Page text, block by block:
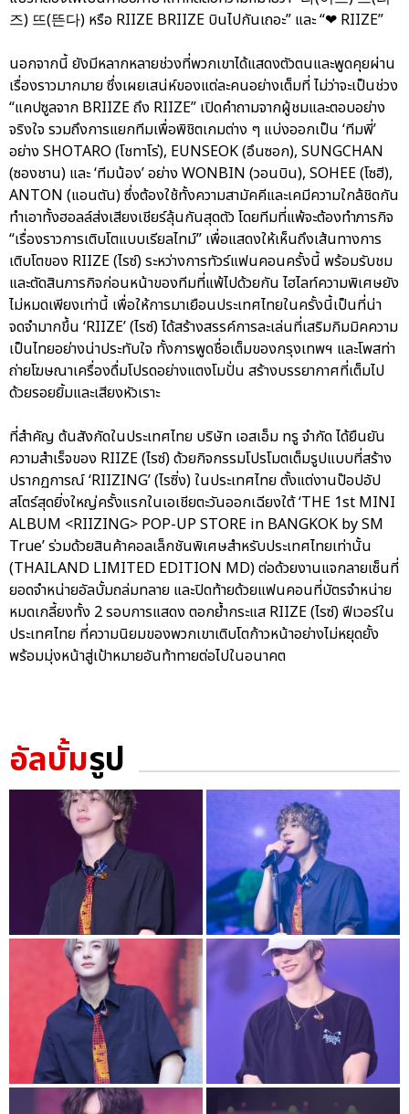
즈) 뜨(뜬다) หรือ RIIZE BRIIZE บินไปกันเถอะ” และ “❤ RIIZE”
นอกจากนี้ ยังมีหลากหลายช่วงที่พวกเขาได้แสดงตัวตนและพูดคุยผ่าน
เรื่องราวมากมาย ซึ่งเผยเสน่ห์ของแต่ละคนอย่างเต็มที่ ไม่ว่าจะเป็นช่วง
“แคปซูลจาก BRIIZE ถึง RIIZE” เปิดคำถามจากผู้ชมและตอบอย่าง
จริงใจ รวมถึงการแยกทีมเพื่อพิชิตเกมต่าง ๆ แบ่งออกเป็น ‘ทีมพี่’
อย่าง SHOTARO (โชทาโร่), EUNSEOK (อึนซอก), SUNGCHAN
(ซองชาน) และ ‘ทีมน้อง’ อย่าง WONBIN (วอนบิน), SOHEE (โซฮี),
ANTON (แอนตัน) ซึ่งต้องใช้ทั้งความสามัคคีและเคมีความใกล้ชิดกัน
ทำเอาทั้งฮอลล์ส่งเสียงเชียร์ลุ้นกันสุดตัว โดยทีมที่แพ้จะต้องทำภารกิจ
“เรื่องราวการเติบโตแบบเรียลไทม์” เพื่อแสดงให้เห็นถึงเส้นทางการ
เติบโตของ RIIZE (ไรซ์) ระหว่างการทัวร์แฟนคอนครั้งนี้ พร้อมรับชม
และตัดสินภารกิจก่อนหน้าของทีมที่แพ้ไปด้วยกัน ไฮไลท์ความพิเศษยัง
ไม่หมดเพียงเท่านี้ เพื่อให้การมาเยือนประเทศไทยในครั้งนี้เป็นที่น่า
จดจำมากขึ้น ‘RIIZE’ (ไรซ์) ได้สร้างสรรค์การละเล่นที่เสริมกิมมิคความ
เป็นไทยอย่างน่าประทับใจ ทั้งการพูดชื่อเต็มของกรุงเทพฯ และโพสท่า
ถ่ายโฆษณาเครื่องดื่มโปรดอย่างแตงโมปั่น สร้างบรรยากาศที่เต็มไป
ด้วยรอยยิ้มและเสียงหัวเราะ
ที่สำคัญ ต้นสังกัดในประเทศไทย บริษัท เอสเอ็ม ทรู จำกัด ได้ยืนยัน
ความสำเร็จของ RIIZE (ไรซ์) ด้วยกิจกรรมโปรโมตเต็มรูปแบบที่สร้าง
ปรากฏการณ์ ‘RIIZING’ (ไรซิ่ง) ในประเทศไทย ตั้งแต่งานป๊อปอัป
สโตร์สุดยิ่งใหญ่ครั้งแรกในเอเชียตะวันออกเฉียงใต้ ‘THE 1st MINI
ALBUM <RIIZING> POP-UP STORE in BANGKOK by SM
True’ ร่วมด้วยสินค้าคอลเล็กชันพิเศษสำหรับประเทศไทยเท่านั้น
(THAILAND LIMITED EDITION MD) ต่อด้วยงานแจกลายเซ็นที่
ยอดจำหน่ายอัลบั้มถล่มทลาย และปิดท้ายด้วยแฟนคอนที่บัตรจำหน่าย
หมดเกลี้ยงทั้ง 2 รอบการแสดง ตอกย้ำกระแส RIIZE (ไรซ์) ฟีเวอร์ใน
ประเทศไทย ที่ความนิยมของพวกเขาเติบโตก้าวหน้าอย่างไม่หยุดยั้ง
พร้อมมุ่งหน้าสู่เป้าหมายอันท้าทายต่อไปในอนาคต
อัลบั้มรูป